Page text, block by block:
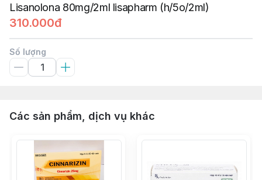
Lisanolona 80mg/2ml lisapharm (h/5o/2ml)
310.000đ
Số lượng
Các sản phẩm, dịch vụ khác